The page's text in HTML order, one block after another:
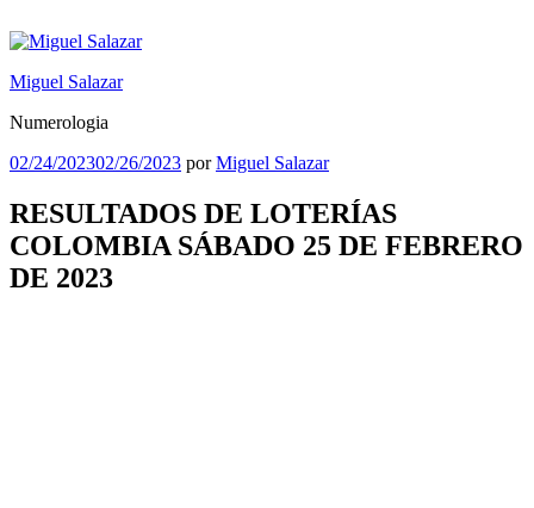
al
Miguel Salazar
Numerologia
Publicado
02/24/202302/26/2023 porMiguel Salazar
RESULTADOS DE LOTERÍAS
COLOMBIA SÁBADO 25 DE FEBRERO
DE 2023